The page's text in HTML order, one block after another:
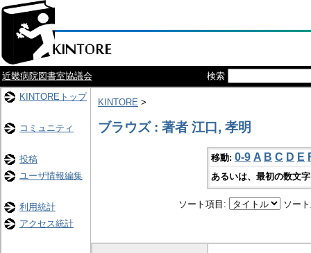
近畿病院図書室協議会
検索
KINTOREトップ
コミュニティ
投稿
ユーザ情報編集
利用統計
アクセス統計
KINTORE >
ブラウズ : 著者 江口, 孝明
移動: 0-9 A B C D E
あるいは、最初の数文
ソート項目: ソー